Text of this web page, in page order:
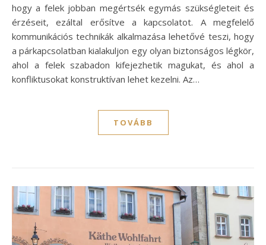
hogy a felek jobban megértsék egymás szükségleteit és
érzéseit, ezáltal erősítve a kapcsolatot. A megfelelő
kommunikációs technikák alkalmazása lehetővé teszi, hogy
a párkapcsolatban kialakuljon egy olyan biztonságos légkör,
ahol a felek szabadon kifejezhetik magukat, és ahol a
konfliktusokat konstruktívan lehet kezelni. Az…
TOVÁBB